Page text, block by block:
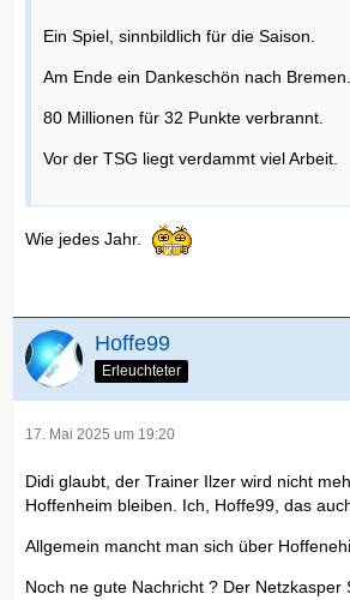
Ein Spiel, sinnbildlich für die Saison.
Am Ende ein Dankeschön nach Bremen.
80 Millionen für 32 Punkte verbrannt.
Vor der TSG liegt verdammt viel Arbeit.
Wie jedes Jahr.
Hoffe99
Erleuchteter
17. Mai 2025 um 19:20
Didi glaubt, der Trainer Ilzer wird nicht
Hoffenheim bleiben. Ich, Hoffe99, das
Allgemein mancht man sich über
Noch ne gute Nachricht ? Der Netzkasper